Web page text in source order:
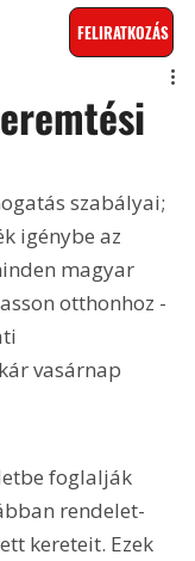
FELIRATKOZÁS
szabályai;
igénybe az
magyar
otthonhoz -
vasárnap
foglalják
rendelet-
kereteit. Ezek